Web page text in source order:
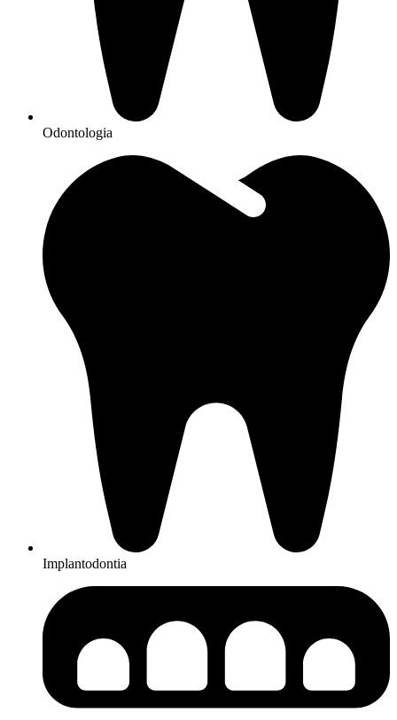
Odontologia
Implantodontia